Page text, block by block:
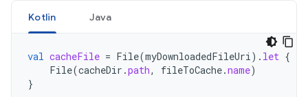
Kotlin Java
val cacheFile = File(myDownloadedFileUri). let {
File(cacheDir .path, fileToCache.name)
}